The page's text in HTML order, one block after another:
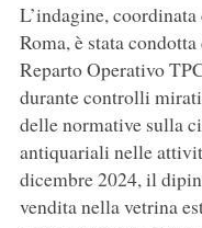
L’indagine,
Roma, è stata
Reparto Operativo
durante controlli
delle normative sulla
antiquariali nelle
dicembre 2024, il
vendita nella vetrina